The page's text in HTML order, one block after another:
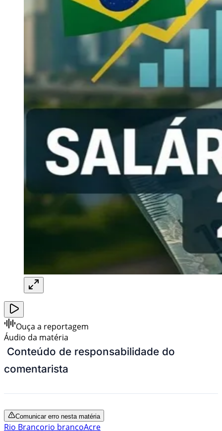
Ouça a reportagem
Áudio da matéria
Conteúdo de responsabilidade do
comentarista
Comunicar erro nesta matéria
Rio Brancorio brancoAcre